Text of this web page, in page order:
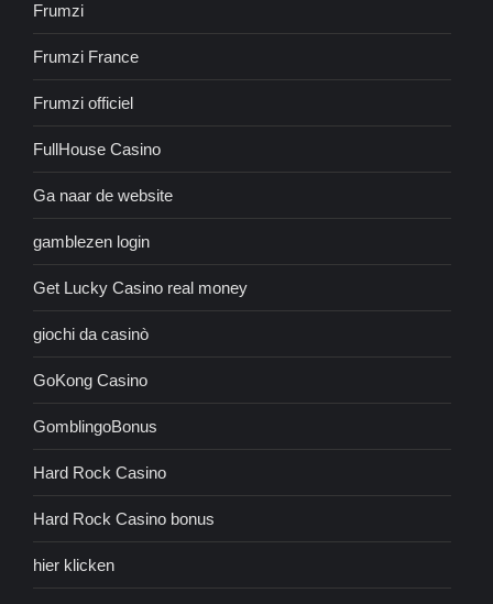
Frumzi
Frumzi France
Frumzi officiel
FullHouse Casino
Ga naar de website
gamblezen login
Get Lucky Casino real money
giochi da casinò
GoKong Casino
GomblingoBonus
Hard Rock Casino
Hard Rock Casino bonus
hier klicken